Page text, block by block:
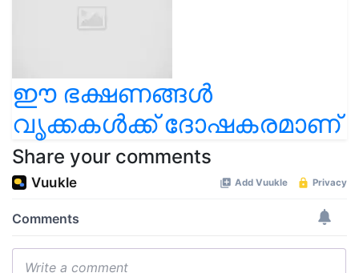
ഈ ഭക്ഷണങ്ങൾ
വൃക്കകൾക്ക് ദോഷകരമാണ്
Share your comments